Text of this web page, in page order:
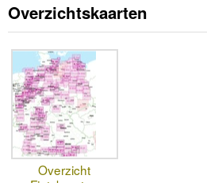
Overzichtskaarten
Overzicht